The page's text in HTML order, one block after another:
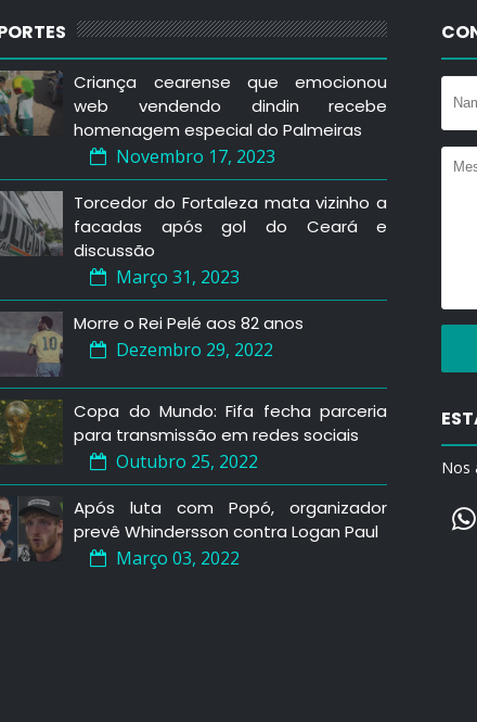
Criança cearense que emocionou
web vendendo dindin recebe
homenagem especial do Palmeiras
Novembro 17, 2023
Torcedor do Fortaleza mata vizinho a
facadas após gol do Ceará e
discussão
Março 31, 2023
Morre o Rei Pelé aos 82 anos
Dezembro 29, 2022
Copa do Mundo: Fifa fecha parceria
para transmissão em redes sociais
Outubro 25, 2022
Após luta com Popó, organizador
prevê Whindersson contra Logan Paul
Março 03, 2022
Nos